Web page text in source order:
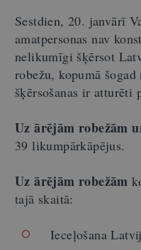
Sestdien, 20. janvārī
amatpersonas nav
nelikumīgi šķērsot
robežu, kopumā
šķērsošanas ir atturēti
Uz ārējām robežām
39 likumpārkāpējus.
Uz ārējām robežām
tajā skaitā:
Ieceļošana